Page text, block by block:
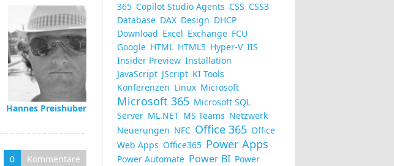
Hannes Preishuber
0 Kommentare
365 Copilot Studio Agents CSS CSS3
Database DAX Design DHCP
Download Excel Exchange FCU
Google HTML HTML5 Hyper-V IIS
Insider Preview Installation
JavaScript JScript KI Tools
Konferenzen Linux Microsoft
Microsoft 365 Microsoft SQL
Server ML.NET MS Teams Netzwerk
Neuerungen NFC Office 365 Office
Web Apps Office365 Power Apps
Power Automate Power BI Power